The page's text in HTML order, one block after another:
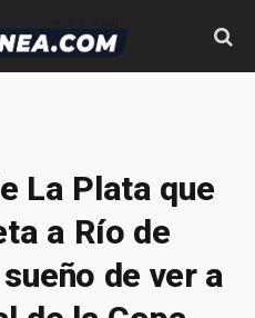
La Plata que
a Río de
de ver a